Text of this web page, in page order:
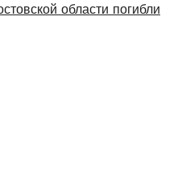
области погибли